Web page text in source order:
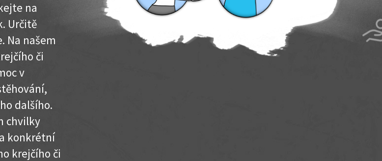
na
Určitě
Na našem
či
v
dalšího.
chvilky
konkrétní
krejčího či